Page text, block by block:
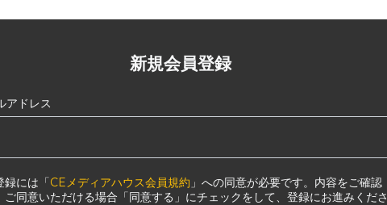
新規会員登録
アドレス
録には「CEメディアハウス会員規約 」への同意が必要です。内容をご確認
ご同意いただける場合「同意する」にチェックをして、登録にお進みくださ